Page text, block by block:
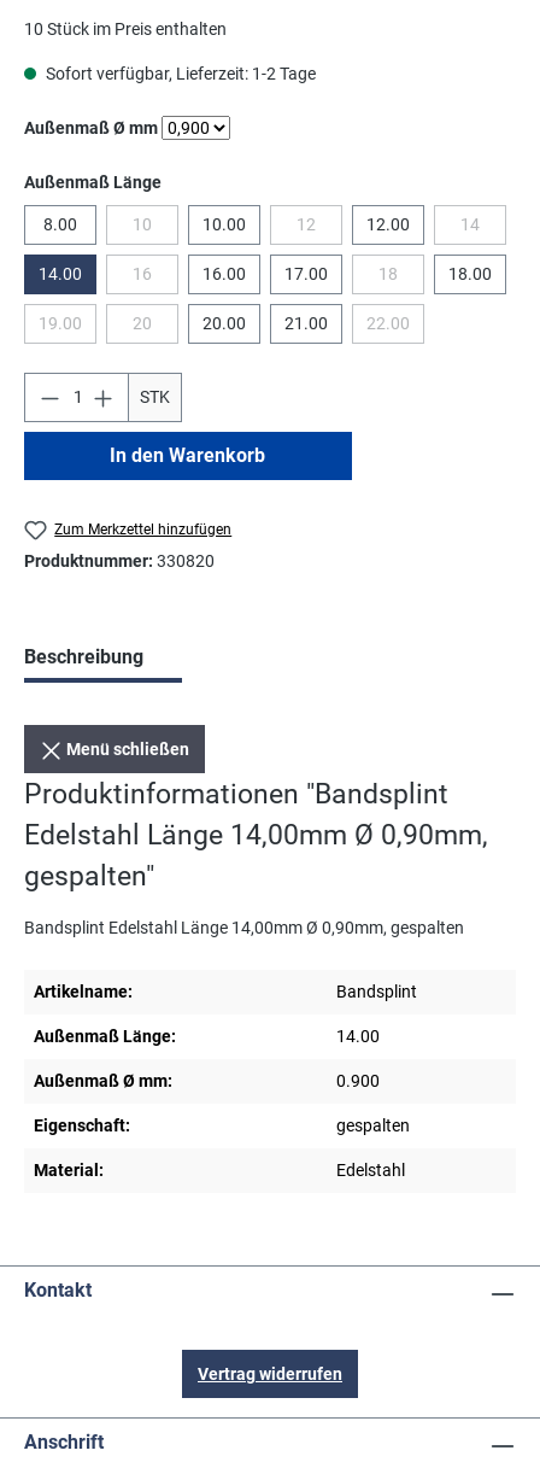
10 Stück im Preis enthalten
Sofort verfügbar, Lieferzeit: 1-2 Tage
Außenmaß Ø mmauswählen
Außenmaß Längeauswählen
8.00 10(Diese Option ist zurzeit nicht verfügbar.)
10.00 12(Diese Option ist zurzeit nicht
12.00 14(Diese
14.00 16(Diese Option ist zurzeit nicht verfügbar.)
16.00 17.00 18(Diese Option ist
18.00
19.00(Diese Option ist zurzeit nicht verfügbar.)
20(Diese Option ist zurzeit nicht verfügbar.)
20.00 21.00 22.00(Diese Option ist
STK
In den Warenkorb
Zum Merkzettel hinzufügen
Produktnummer: 330820
Beschreibung
Menü schließen
Produktinformationen "Bandsplint
Edelstahl Länge 14,00mm Ø 0,90mm,
gespalten"
Bandsplint Edelstahl Länge 14,00mm Ø 0,90mm, gespalten
Artikelname: Bandsplint
Außenmaß Länge: 14.00
Außenmaß Ø mm: 0.900
Eigenschaft: gespalten
Material: Edelstahl
Kontakt
Vertrag widerrufen
Anschrift